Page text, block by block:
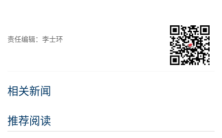
责任编辑：李士环
相关新闻
推荐阅读